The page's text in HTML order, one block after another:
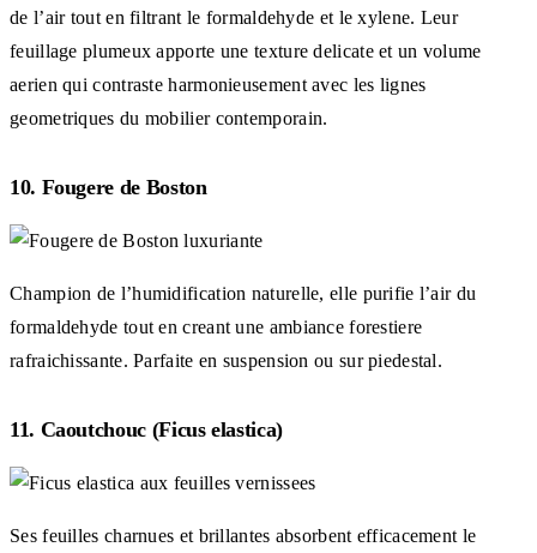
de l’air tout en filtrant le formaldehyde et le xylene. Leur
feuillage plumeux apporte une texture delicate et un volume
aerien qui contraste harmonieusement avec les lignes
geometriques du mobilier contemporain.
10. Fougere de Boston
Champion de l’humidification naturelle, elle purifie l’air du
formaldehyde tout en creant une ambiance forestiere
rafraichissante. Parfaite en suspension ou sur piedestal.
11. Caoutchouc (Ficus elastica)
Ses feuilles charnues et brillantes absorbent efficacement le